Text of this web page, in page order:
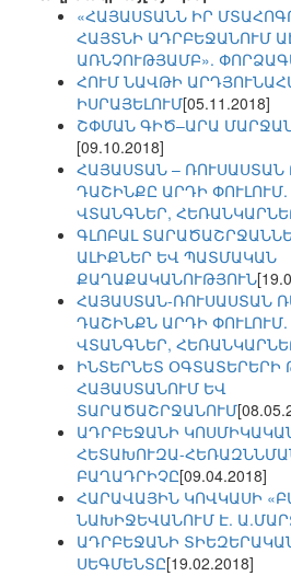
«ՀԱՅԱՍՏԱՆՆ ԻՐ
ՀԱՅՏՆԻ ԱԴՐԲԵՋԱՆՈՒՄ
ԱՌՆՉՈՒԹՅԱՄԲ».
ՀՈՒՄ ՆԱՎԹԻ
ԻՍՐԱՅԵԼՈՒՄ[05.11.2018]
ՇՓՄԱՆ ԳԻԾ–ԱՐԱ
[09.10.2018]
ՀԱՅԱՍՏԱՆ –
ԴԱՇԻՆՔԸ ԱՐԴԻ
ՎՏԱՆԳՆԵՐ,
ԳԼՈԲԱԼ
ԱԼԻՔՆԵՐ ԵՎ ՊԱՏՄԱԿԱՆ
ՔԱՂԱՔԱԿԱՆՈՒԹՅՈՒՆ
ՀԱՅԱՍՏԱՆ-ՌՈՒՍԱՍՏԱՆ
ԴԱՇԻՆՔՆ ԱՐԴԻ
ՎՏԱՆԳՆԵՐ,
ԻՆՏԵՐՆԵՏ ՕԳՏԱՏԵՐԵՐԻ
ՀԱՅԱՍՏԱՆՈՒՄ ԵՎ
ՏԱՐԱԾԱՇՐՋԱՆՈՒՄ
ԱԴՐԲԵՋԱՆԻ
ՀԵՏԱԽՈՒԶԱ-
ԲԱՂԱԴՐԻՉԸ[09.04.2018]
ՀԱՐԱՎԱՅԻՆ ԿՈՎԿԱՍԻ
ՆԱԽԻՋԵՎԱՆՈՒՄ Է.
ԱԴՐԲԵՋԱՆԻ
ՍԵԳՄԵՆՏԸ[19.02.2018]